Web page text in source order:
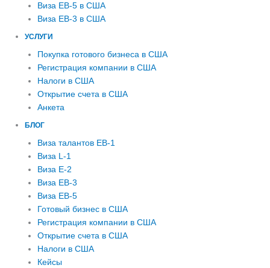
Виза EB-5 в США
Виза EB-3 в США
УСЛУГИ
Покупка готового бизнеса в США
Регистрация компании в США
Налоги в США
Открытие счета в США
Анкета
БЛОГ
Виза талантов EB-1
Виза L-1
Виза E-2
Виза EB-3
Виза EB-5
Готовый бизнес в США
Регистрация компании в США
Открытие счета в США
Налоги в США
Кейсы